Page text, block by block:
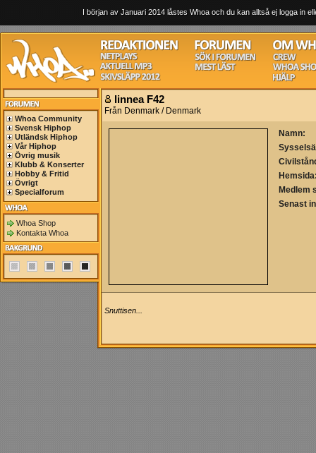
I början av Januari 2014 låstes Whoa och du kan alltså ej logga in
Whoa Community
Svensk Hiphop
Utländsk Hiphop
Vår Hiphop
Övrig musik
Klubb & Konserter
Hobby & Fritid
Övrigt
Specialforum
Whoa Shop
Kontakta Whoa
linnea F42
Från Denmark / Denmark
Namn:
Medlem
Senast
Snuttisen...